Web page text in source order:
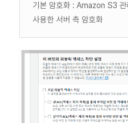
기본 암호화 : Amazon S3
사용한 서버 측 암호화